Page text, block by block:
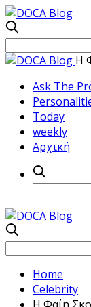
Η
Ask The
Today
weekly
Αρχική
Home
Celebrity